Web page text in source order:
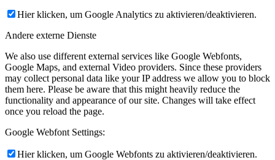
Hier klicken, um Google Analytics zu aktivieren/deaktivieren.
Andere externe Dienste
We also use different external services like Google Webfonts,
Google Maps, and external Video providers. Since these providers
may collect personal data like your IP address we allow you to block
them here. Please be aware that this might heavily reduce the
functionality and appearance of our site. Changes will take effect
once you reload the page.
Google Webfont Settings:
Hier klicken, um Google Webfonts zu aktivieren/deaktivieren.